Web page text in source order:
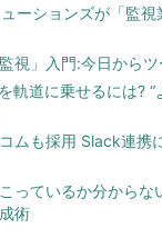
ーションズが「監
視」入門:今日から
軌道に乗せるには? “
ムも採用 Slack連携
っているか分から
術